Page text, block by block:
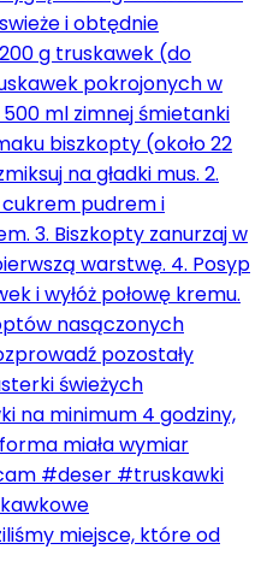
miejsce, które od